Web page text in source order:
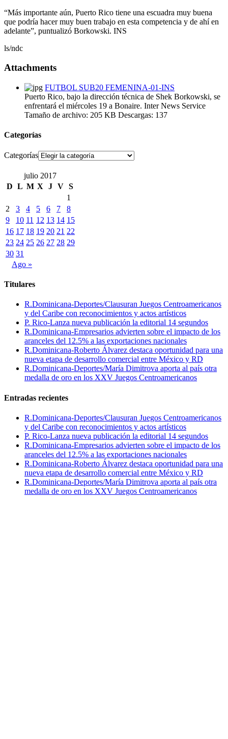
“Más importante aún, Puerto Rico tiene una escuadra muy buena
que podría hacer muy buen trabajo en esta competencia y de ahí en
adelante”, puntualizó Borkowski. INS
ls/ndc
Attachments
FUTBOL SUB20 FEMENINA-01-INS
Puerto Rico, bajo la dirección técnica de Shek Borkowski, se
enfrentará el miércoles 19 a Bonaire. Inter News Service
Tamaño de archivo: 205 KB Descargas: 137
Categorías
Categorías
julio 2017
D L M X J V S
1
2
3 4 5 6 7
8
9
10 11 12 13 14 15
16 17 18 19 20 21 22
23 24 25 26 27 28 29
30 31
Ago »
Titulares
R.Dominicana-Deportes/Clausuran Juegos Centroamericanos
y del Caribe con reconocimientos y actos artísticos
P. Rico-Lanza nueva publicación la editorial 14 segundos
R.Dominicana-Empresarios advierten sobre el impacto de los
aranceles del 12.5% a las exportaciones nacionales
R.Dominicana-Roberto Álvarez destaca oportunidad para una
nueva etapa de desarrollo comercial entre México y RD
R.Dominicana-Deportes/María Dimitrova aporta al país otra
medalla de oro en los XXV Juegos Centroamericanos
Entradas recientes
R.Dominicana-Deportes/Clausuran Juegos Centroamericanos
y del Caribe con reconocimientos y actos artísticos
P. Rico-Lanza nueva publicación la editorial 14 segundos
R.Dominicana-Empresarios advierten sobre el impacto de los
aranceles del 12.5% a las exportaciones nacionales
R.Dominicana-Roberto Álvarez destaca oportunidad para una
nueva etapa de desarrollo comercial entre México y RD
R.Dominicana-Deportes/María Dimitrova aporta al país otra
medalla de oro en los XXV Juegos Centroamericanos